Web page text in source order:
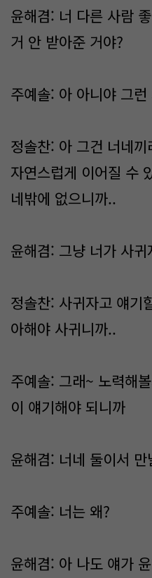
윤해겸: 너 다른 사람
거 안 받아준 거야?
주예솔: 아 아니야 그
정솔찬: 아 그건 너네
자연스럽게 이어질 수
네밖에 없으니까..
윤해겸: 그냥 너가 사
정솔찬: 사귀자고 얘기
아해야 사귀니까..
주예솔: 그래~ 노력해
이 얘기해야 되니까
윤해겸: 너네 둘이서
주예솔: 너는 왜?
윤해겸: 아 나도 얘가